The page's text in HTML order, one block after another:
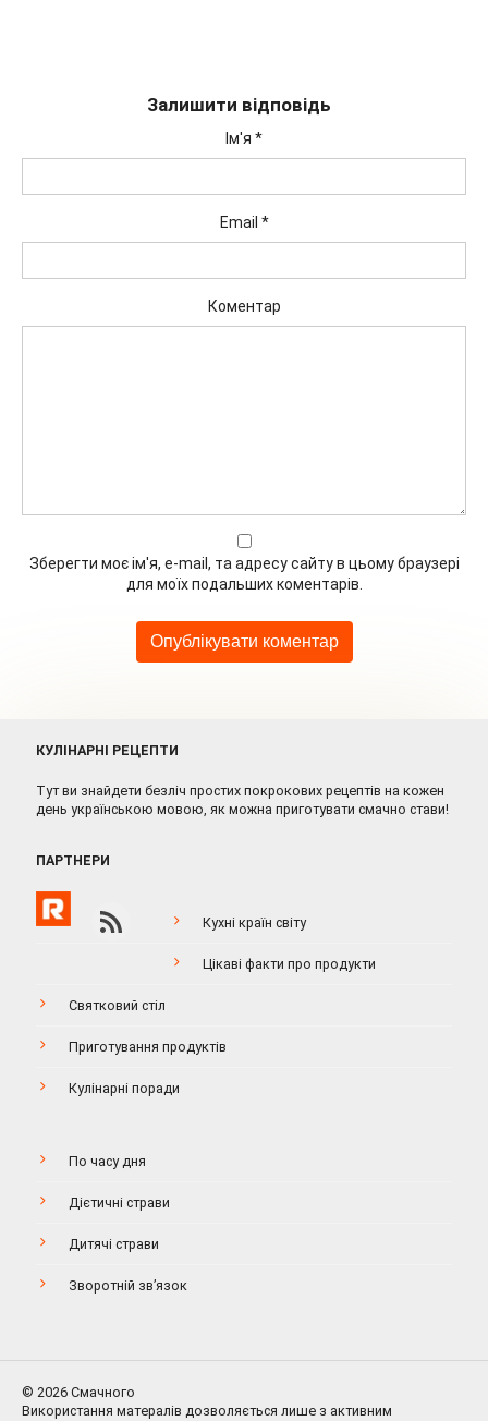
Залишити відповідь
Ім'я *
Email *
Коментар
Зберегти моє ім'я, e-mail, та адресу сайту в цьому браузері
для моїх подальших коментарів.
КУЛІНАРНІ РЕЦЕПТИ
Тут ви знайдети безліч простих покрокових рецептів на кожен
день українською мовою, як можна приготувати смачно стави!
ПАРТНЕРИ
Кухні країн світу
Цікаві факти про продукти
Святковий стіл
Приготування продуктів
Кулінарні поради
По часу дня
Дієтичні страви
Дитячі страви
Зворотній зв’язок
© 2026 Смачного
Використання матералів дозволяється лише з активним